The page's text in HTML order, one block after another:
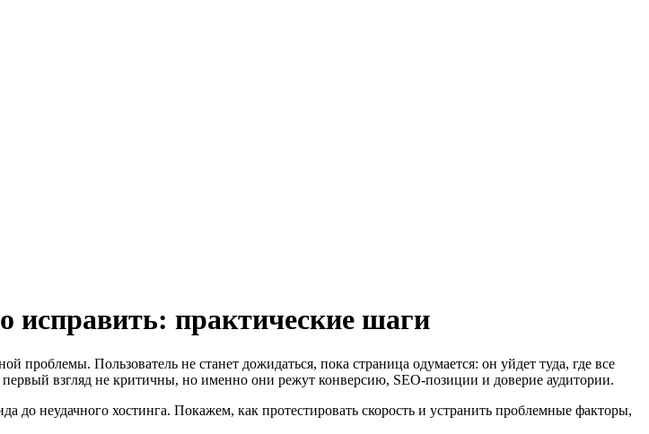
исправить: практические шаги
проблемы. Пользователь не станет дожидаться, пока страница одумается: он уйдет туда, где все
взгляд не критичны, но именно они режут конверсию, SEO-позиции и доверие аудитории.
неудачного хостинга. Покажем, как протестировать скорость и устранить проблемные факторы,